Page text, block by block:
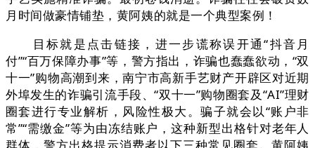
月时间做豪情铺垫，黄阿姨的就是一个典型案例！
目标就是点击链接，进一步谎称误开通“抖音月
付”“百万保障办事”等，警方指出，诈骗也蠢蠢欲动，“双
十一”购物高潮到来，南宁市高新手艺财产开辟区对近期
外埠发生的诈骗引流手段、“双十一”购物圈套及“AI”理财
圈套进行专业解析，风险性极大。骗子就会以“账户非
常”“需缴金”等为由冻结账户，这种新型出格针对老年人